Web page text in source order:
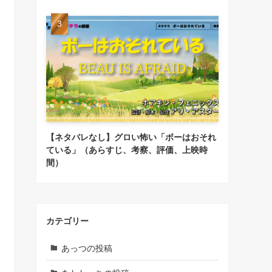
【ネタバレなし】グロい怖い「ボーはおそれ
ている」（あらすじ、考察、評価、上映時
間）
カテゴリー
あっつの投稿